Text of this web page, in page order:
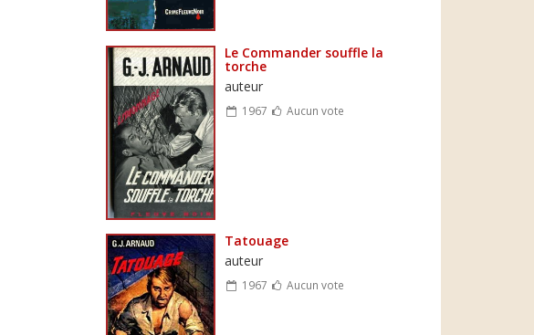
Le Commander souffle la
torche
auteur
1967 Aucun vote
Tatouage
auteur
1967 Aucun vote